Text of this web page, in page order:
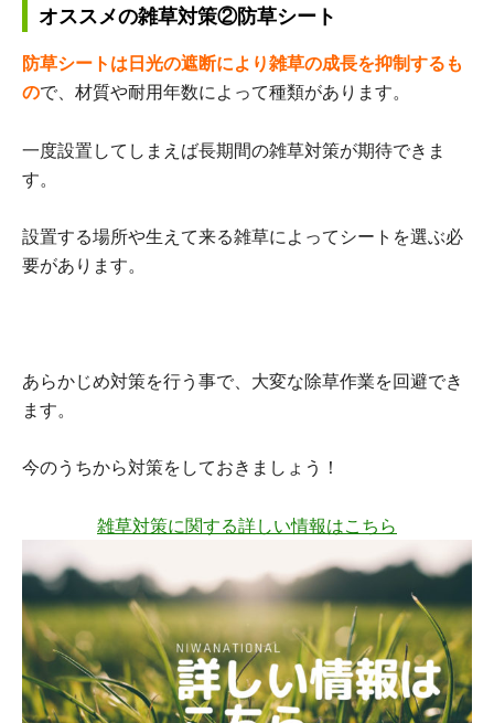
オススメの雑草対策②防草シート
防草シートは日光の遮断により雑草の成長を抑制するも
ので、材質や耐用年数によって種類があります。
一度設置してしまえば長期間の雑草対策が期待できま
す。
設置する場所や生えて来る雑草によってシートを選ぶ必
要があります。
あらかじめ対策を行う事で、大変な除草作業を回避でき
ます。
今のうちから対策をしておきましょう！
雑草対策に関する詳しい情報はこちら